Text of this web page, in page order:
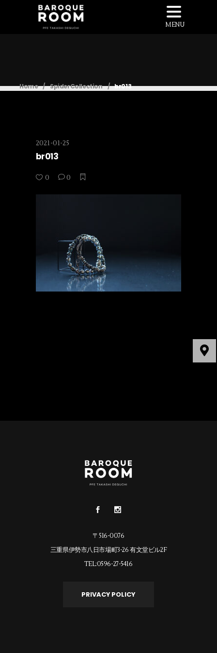
MENU
Home / SpiderCollection / br013
2021-01-25
br013
0 0
〒516-0076
三重県伊勢市八日市場町3-26 有文堂ビル2F
TEL:0596-27-5416
PRIVACY POLICY